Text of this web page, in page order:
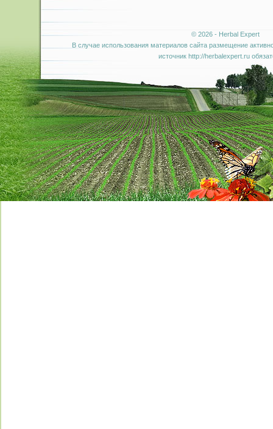
© 2026 - Herbal Expert
В случае использования материалов сайта размещение
источник http://herbalexpert.ru